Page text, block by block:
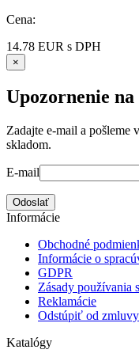
Cena:
14.78 EUR s DPH
×
Upozornenie
Zadajte e-mail a pošleme
skladom.
E-mail
Odoslať
Informácie
Obchodné
Informácie o
GDPR
Zásady používania
Reklamácie
Odstúpiť od
Katalógy